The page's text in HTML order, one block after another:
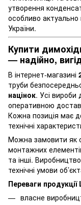
утворення
особливо актуально
України.
Купити
— надійно,
В інтернет-магазині
труби
націнок. Усі вироби
оперативною
Кожна позиція має
технічні
Можна замовити як
монтажних
та інші.
технічні умови
Переваги
власне